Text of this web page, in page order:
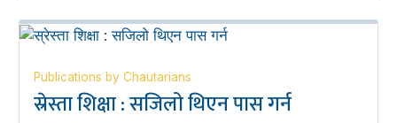
Publications by Chautarians
स्रेस्ता शिक्षा : सजिलो थिएन पास गर्न